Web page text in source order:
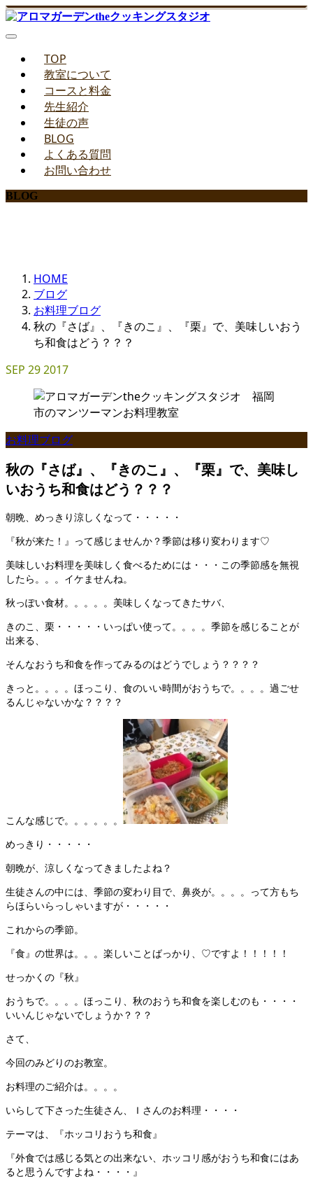
TOP
教室について
コースと料金
先生紹介
生徒の声
BLOG
よくある質問
お問い合わせ
BLOG
HOME
ブログ
お料理ブログ
秋の『さば』、『きのこ』、『栗』で、美味しいおう
ち和食はどう？？？
SEP 292017
お料理ブログ
秋の『さば』、『きのこ』、『栗』で、美味し
いおうち和食はどう？？？
朝晩、めっきり涼しくなって・・・・・
『秋が来た！』って感じませんか？季節は移り変わります♡
美味しいお料理を美味しく食べるためには・・・この季節感を無視
したら。。。イケませんね。
秋っぽい食材。。。。。美味しくなってきたサバ、
きのこ、栗・・・・・いっぱい使って。。。。季節を感じることが
出来る、
そんなおうち和食を作ってみるのはどうでしょう？？？？
きっと。。。。ほっこり、食のいい時間がおうちで。。。。過ごせ
るんじゃないかな？？？？
こんな感じで。。。。。。
めっきり・・・・・
朝晩が、涼しくなってきましたよね？
生徒さんの中には、季節の変わり目で、鼻炎が。。。。って方もち
らほらいらっしゃいますが・・・・・
これからの季節。
『食』の世界は。。。楽しいことばっかり、♡ですよ！！！！！
せっかくの『秋』
おうちで。。。。ほっこり、秋のおうち和食を楽しむのも・・・・
いいんじゃないでしょうか？？？
さて、
今回のみどりのお教室。
お料理のご紹介は。。。。
いらして下さった生徒さん、Ｉさんのお料理・・・・
テーマは、『ホッコリおうち和食』
『外食では感じる気との出来ない、ホッコリ感がおうち和食にはあ
ると思うんですよね・・・・』